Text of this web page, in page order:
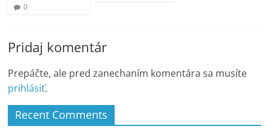
0
Pridaj komentár
Prepáčte, ale pred zanechaním komentára sa musíte
prihlásiť.
Recent Comments